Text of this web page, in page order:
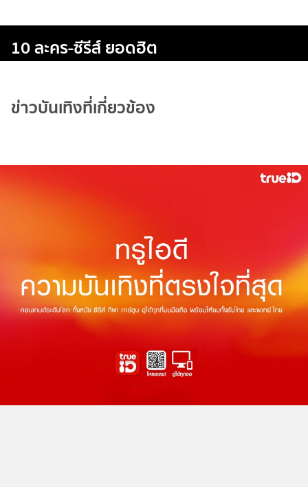
10 ละคร-ซีรีส์ ยอดฮิต
ข่าวบันเทิงที่เกี่ยวข้อง